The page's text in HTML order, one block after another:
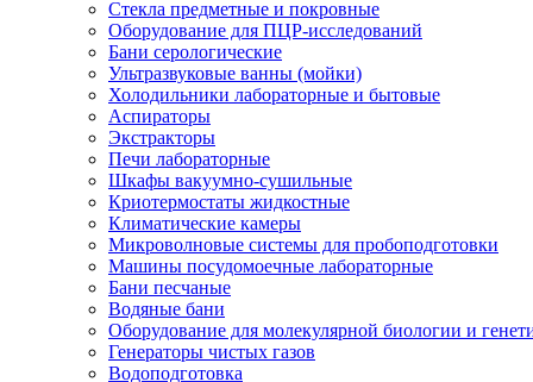
Стекла предметные и покровные
Оборудование для ПЦР-исследований
Бани серологические
Ультразвуковые ванны (мойки)
Холодильники лабораторные и бытовые
Аспираторы
Экстракторы
Печи лабораторные
Шкафы вакуумно-сушильные
Криотермостаты жидкостные
Климатические камеры
Микроволновые системы для пробоподготовки
Машины посудомоечные лабораторные
Бани песчаные
Водяные бани
Оборудование для молекулярной биологии и
Генераторы чистых газов
Водоподготовка